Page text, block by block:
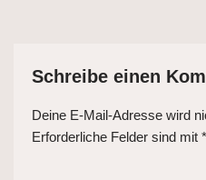
Schreibe einen
Deine E-Mail-Adresse wird
Erforderliche Felder sind mit *